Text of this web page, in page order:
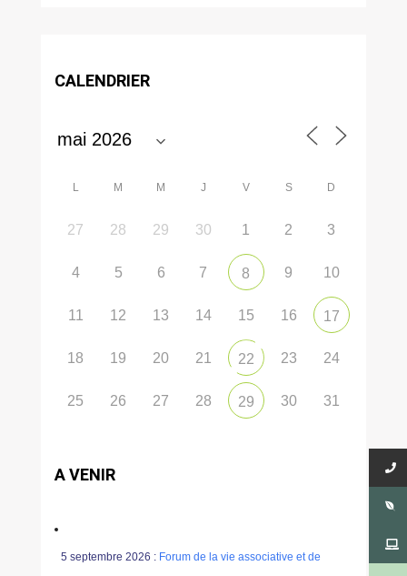
CALENDRIER
L M M J V S D
27 28 29 30 1 2 3
4 5 6 7 8 9 10
11 12 13 14 15 16 17
18 19 20 21 22 23 24
25 26 27 28 29 30 31
A VENIR
5 septembre 2026 : Forum de la vie associative et de